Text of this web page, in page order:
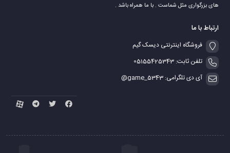
های بزرگواری مثل شماست . با ما همراه باشد .
ارتباط با ما
فروشگاه اینترنتی دیسک گیم
تلفن ثابت: 05155425343
آی دی تلگرامی: game_5343@